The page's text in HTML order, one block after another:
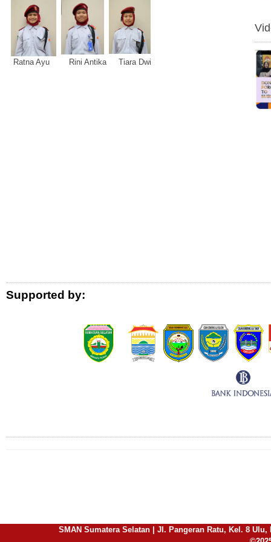
Ratna Ayu Rini Antika Tiara Dwi
Supported by:
SMAN Sumatera Selatan | Jl. Pangeran Ratu, Kel. 8 Ulu,